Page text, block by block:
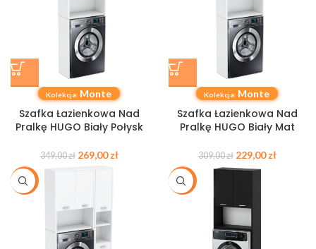
Kolekcja: Monte
Szafka Łazienkowa Nad
Pralkę HUGO Biały Połysk
349,00zł 269,00zł
Kolekcja: Monte
Szafka Łazienkowa Nad
Pralkę HUGO Biały Mat
309,00zł 229,00zł
-23% -23%